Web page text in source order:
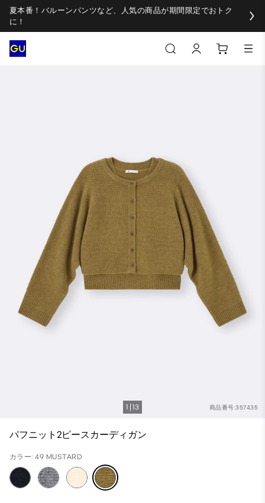
夏本番！バルーンパンツなど、人気の商品が期間限定でおトク
に！
商品番号:357435
1 13
パフニット2ピースカーディガン
カラー: 49 MUSTARD